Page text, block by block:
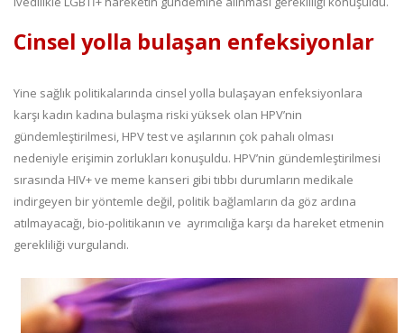
Cinsel yolla bulaşan enfeksiyonlar
Yine sağlık politikalarında cinsel yolla bulaşayan enfeksiyonlara
karşı kadın kadına bulaşma riski yüksek olan HPV’nin
gündemleştirilmesi, HPV test ve aşılarının çok pahalı olması
nedeniyle erişimin zorlukları konuşuldu. HPV’nin gündemleştirilmesi
sırasında HIV+ ve meme kanseri gibi tıbbı durumların medikale
indirgeyen bir yöntemle değil, politik bağlamların da göz ardına
atılmayacağı, bio-politikanın ve ayrımcılığa karşı da hareket etmenin
gerekliliği vurgulandı.